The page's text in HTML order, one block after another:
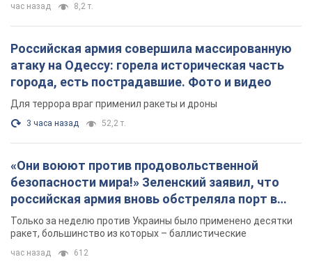
час назад 8,2 т.
Российская армия совершила массированную
атаку на Одессу: горела историческая часть
города, есть пострадавшие. Фото и видео
Для террора враг применил ракеты и дроны
3 часа назад 52,2 т.
«Они воюют против продовольственной
безопасности мира!» Зеленский заявил, что
российская армия вновь обстреляла порт в
Одессе
Только за неделю против Украины было применено десятки
ракет, большинство из которых – баллистические
час назад 612